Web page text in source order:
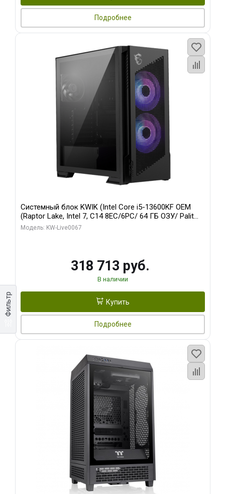
Фильтр
Подробнее
Системный блок KWIK (Intel Core i5-13600KF OEM
(Raptor Lake, Intel 7, C14 8EC/6PC/ 64 ГБ ОЗУ/ Palit
RTX5080 GAMINGPRO OC 16GB GDDR7 256bit 3xDP
Модель: KW-Live0067
318 713 руб.
В наличии
Купить
Подробнее